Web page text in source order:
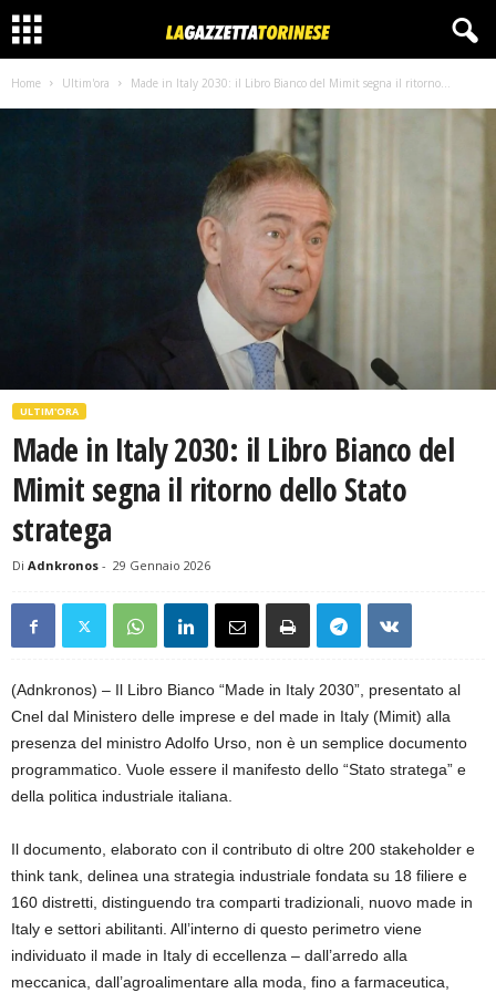
Home Ultim'ora Made in Italy 2030: il Libro Bianco del Mimit segna il ritorno...
ULTIM'ORA
Made in Italy 2030: il Libro Bianco del
Mimit segna il ritorno dello Stato
stratega
Di Adnkronos - 29 Gennaio 2026
(Adnkronos) – Il Libro Bianco “Made in Italy 2030”, presentato al
Cnel dal Ministero delle imprese e del made in Italy (Mimit) alla
presenza del ministro Adolfo Urso, non è un semplice documento
programmatico. Vuole essere il manifesto dello “Stato stratega” e
della politica industriale italiana.
Il documento, elaborato con il contributo di oltre 200 stakeholder e
think tank, delinea una strategia industriale fondata su 18 filiere e
160 distretti, distinguendo tra comparti tradizionali, nuovo made in
Italy e settori abilitanti. All’interno di questo perimetro viene
individuato il made in Italy di eccellenza – dall’arredo alla
meccanica, dall’agroalimentare alla moda, fino a farmaceutica,